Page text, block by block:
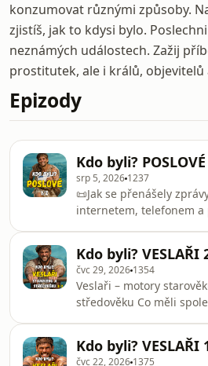
konzumovat různými způsoby.
zjistíš, jak to kdysi bylo.
neznámých událostech. Zažij
prostitutek, ale i králů, objevitelů
Epizody
Kdo byli?
srp 5, 2026 1237
📜Jak se přenášely
internetem, telefonem a
celý svět. Ale jak spolu
komunikovali po většinu
neexistovaly telefony,
moderní pošta? 📌Baví tě
světa? Rozesmála tě? Víš
nového? Pokud chceš
dělám, a zároveň něco
mrkni na HeroHero.
Kdo byli? VESLAŘI
čvc 29, 2026 1354
Veslaři – motory
středověku Co měli
de Cervantes? Všichni
svého života svezli na
Kdo byli? VESLAŘI
čvc 22, 2026 1375